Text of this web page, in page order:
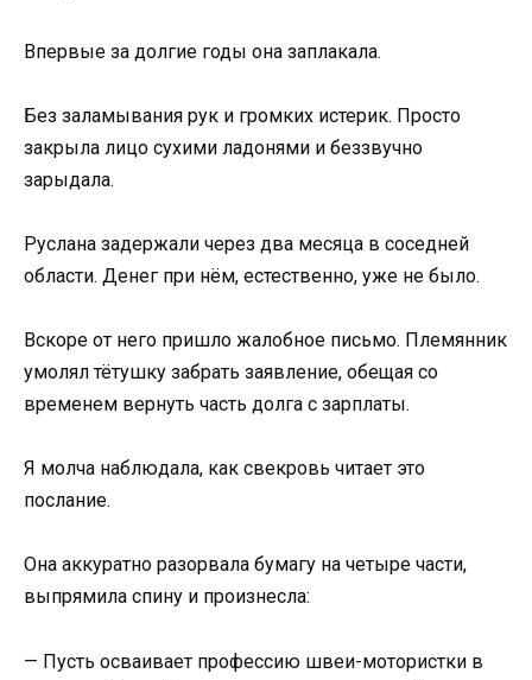
Впервые за долгие годы она заплакала.
Без заламывания рук и громких истерик. Просто
закрыла лицо сухими ладонями и беззвучно
зарыдала.
Руслана задержали через два месяца в соседней
области. Денег при нём, естественно, уже не было.
Вскоре от него пришло жалобное письмо. Племянник
умолял тётушку забрать заявление, обещая со
временем вернуть часть долга с зарплаты.
Я молча наблюдала, как свекровь читает это
послание.
Она аккуратно разорвала бумагу на четыре части,
выпрямила спину и произнесла:
— Пусть осваивает профессию швеи-мотористки в